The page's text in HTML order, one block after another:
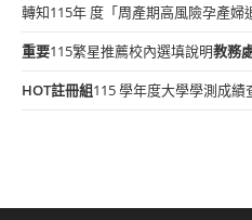
轉知115年 度「周產期高風險孕產婦
重要115繁星推薦校內選填說明教務
HOT註冊組115 學年度大學學測成績